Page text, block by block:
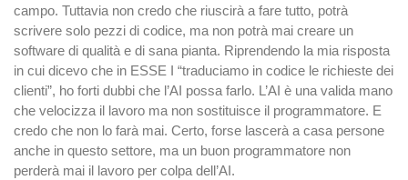
campo. Tuttavia non credo che riuscirà a fare tutto, potrà
scrivere solo pezzi di codice, ma non potrà mai creare un
software di qualità e di sana pianta. Riprendendo la mia risposta
in cui dicevo che in ESSE I “traduciamo in codice le richieste dei
clienti”, ho forti dubbi che l’AI possa farlo. L’AI è una valida mano
che velocizza il lavoro ma non sostituisce il programmatore. E
credo che non lo farà mai. Certo, forse lascerà a casa persone
anche in questo settore, ma un buon programmatore non
perderà mai il lavoro per colpa dell’AI.